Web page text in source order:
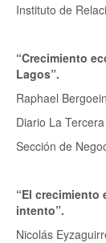
Instituto de
“Crecimiento
Lagos”.
Raphael
Diario La Tercera
Sección de
“El
intento”.
Nicolás